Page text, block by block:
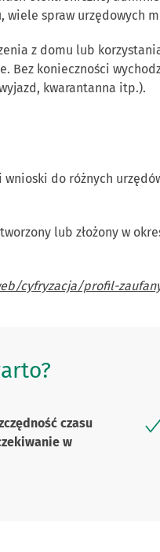
spraw urzędowych
z domu lub
Bez konieczności
kwarantanna itp.).
do różnych
lub złożony w
cyfryzacja/profil-
czasu
w